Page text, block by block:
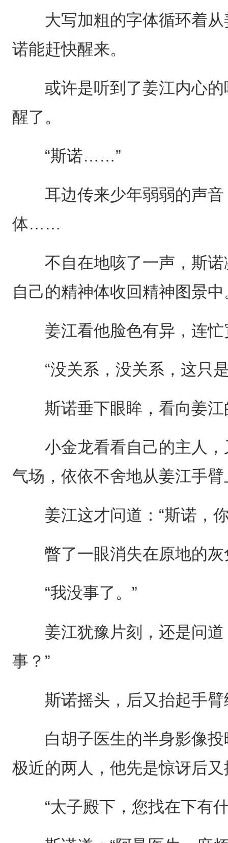
大写加粗的字体循环着从
诺能赶快醒来。
或许是听到了姜江内心的
醒了。
“斯诺……”
耳边传来少年弱弱的声音
体……
不自在地咳了一声，斯诺
自己的精神体收回精神图景中
姜江看他脸色有异，连忙
“没关系，没关系，这只是
斯诺垂下眼眸，看向姜江
小金龙看看自己的主人，
气场，依依不舍地从姜江手
姜江这才问道：“斯诺，你
瞥了一眼消失在原地的灰
“我没事了。”
姜江犹豫片刻，还是问道
事？”
斯诺摇头，后又抬起手臂
白胡子医生的半身影像投
极近的两人，他先是惊讶后
“太子殿下，您找在下有什